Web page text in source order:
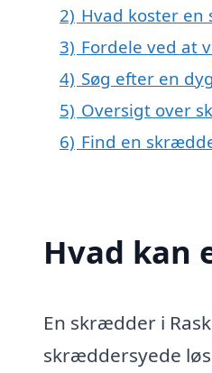
2) Hvad koster en
3) Fordele ved at
4) Søg efter en
5) Oversigt over
6) Find en
Hvad kan
En skrædder i
skræddersyede